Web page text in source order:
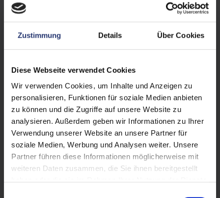
Zustimmung Details Über Cookies
Diese Webseite verwendet Cookies
Wir verwenden Cookies, um Inhalte und Anzeigen zu
personalisieren, Funktionen für soziale Medien anbieten
zu können und die Zugriffe auf unsere Website zu
analysieren. Außerdem geben wir Informationen zu Ihrer
Verwendung unserer Website an unsere Partner für
soziale Medien, Werbung und Analysen weiter. Unsere
Partner führen diese Informationen möglicherweise mit
weiteren Daten zusammen, die Sie ihnen bereitgestellt
haben oder die sie im Rahmen Ihrer Nutzung der Dienste
Lamellendach Lamaxa
Garagentore
Zäune
KNEER
MHZ
Sitemap
Datenschutz
Impressum
Anfahrt